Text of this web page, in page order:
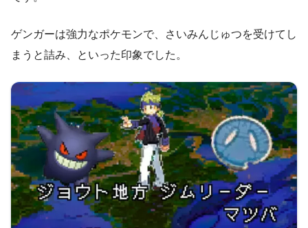
ゲンガーは強力なポケモンで、さいみんじゅつを受けてし
まうと詰み、といった印象でした。